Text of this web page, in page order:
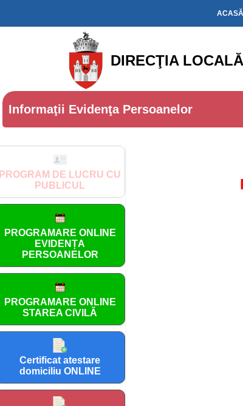
ACASĂ
DIRECŢIA
Informaţii Evidenţa Persoanelor
PROGRAM DE LUCRU CU
PUBLICUL
PROGRAMARE ONLINE
EVIDENȚA
PERSOANELOR
PROGRAMARE ONLINE
STAREA CIVILĂ
Certificat atestare
domiciliu ONLINE